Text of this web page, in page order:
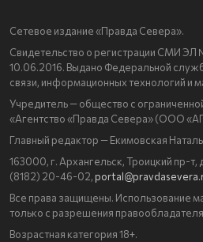
Сетевое издание «Правда Севера».
Свидетельство о регистрации СМИ
10.06.2016. Выдано Федеральной
связи, информационных технологий и
Учредитель — общество с
«Агентство «Правда Севера» (ООО
Главный редактор — Екимовская
163000, г. Архангельск, Троицкий пр-т,
(8182) 20-46-02,
Все права защищены. Использование
только с разрешения
Возрастная категория 18+.